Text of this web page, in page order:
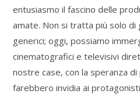
entusiasmo il fascino delle
amate. Non si tratta più solo di
generici; oggi, possiamo
cinematografici e televisivi
nostre case, con la speranza
farebbero invidia ai